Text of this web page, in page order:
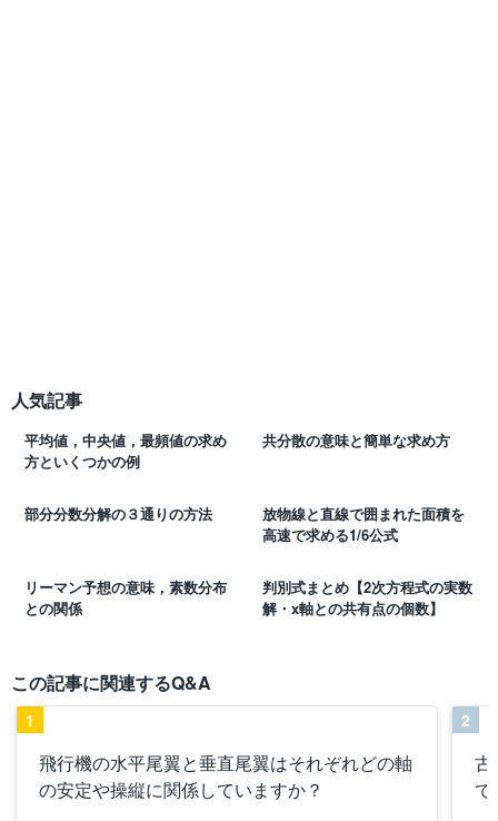
人気記事
平均値，中央値，最頻値の求め
方といくつかの例
共分散の意味と簡単な求め方
部分分数分解の３通りの方法
放物線と直線で囲まれた面積を
高速で求める1/6公式
リーマン予想の意味，素数分布
との関係
判別式まとめ【2次方程式の実数
解・x軸との共有点の個数】
この記事に関連するQ&A
飛行機の水平尾翼と垂直尾翼はそれぞれどの軸
の安定や操縦に関係していますか？
1
古
で
2